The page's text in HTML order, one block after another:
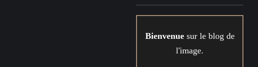
Bienvenuesur le blog de
l'image.